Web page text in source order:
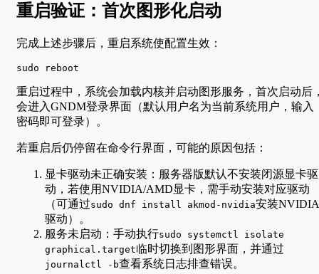
重启验证：首次图形化启动
完成上述步骤后，重启系统使配置生效：
sudo reboot
重启过程中，系统会加载内核并启动图形服务，首次启动后
会进入GNDM登录界面（默认用户名为当前系统用户，输入
密码即可登录）。
若重启后仍停留在命令行界面，可能的原因包括：
显卡驱动未正确安装：服务器版默认不安装闭源显卡驱
动，若使用NVIDIA/AMD显卡，需手动安装对应驱动
（可通过sudo dnf install akmod-nvidia安装NVIDIA
驱动）。
服务未启动：手动执行sudo systemctl isolate
graphical.target临时切换到图形界面，并通过
journalctl -b查看系统日志排查错误。